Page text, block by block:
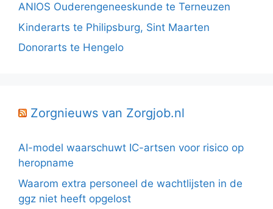
ANIOS Ouderengeneeskunde te Terneuzen
Kinderarts te Philipsburg, Sint Maarten
Donorarts te Hengelo
Zorgnieuws van Zorgjob.nl
AI-model waarschuwt IC-artsen voor risico op
heropname
Waarom extra personeel de wachtlijsten in de
ggz niet heeft opgelost